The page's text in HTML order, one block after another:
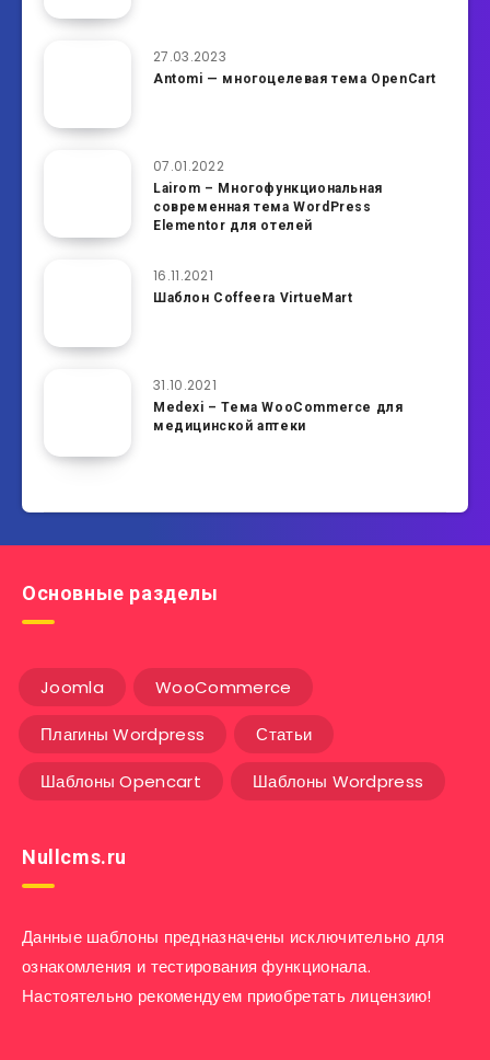
27.03.2023
Antomi — многоцелевая тема OpenCart
07.01.2022
Lairom – Многофункциональная
современная тема WordPress
Elementor для отелей
16.11.2021
Шаблон Coffeera VirtueMart
31.10.2021
Medexi – Тема WooCommerce для
медицинской аптеки
Основные разделы
Joomla WooCommerce
Плагины Wordpress Статьи
Шаблоны Opencart Шаблоны Wordpress
Nullcms.ru
Данные шаблоны предназначены исключительно для
ознакомления и тестирования функционала.
Настоятельно рекомендуем приобретать лицензию!